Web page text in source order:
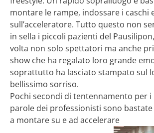
montare le rampe, indossare i caschi
sull’acceleratore. Tutto questo non
in sella i piccoli pazienti del
volta non solo spettatori ma anche
show che ha regalato loro grande
soprattutto ha lasciato stampato sul
bellissimo sorriso.
Pochi secondi di tentennamento per
parole dei professionisti sono
a montare su e ad accelerare